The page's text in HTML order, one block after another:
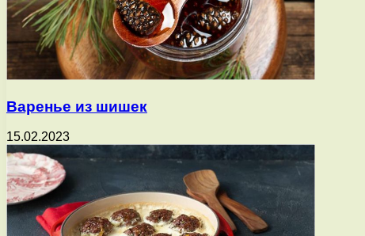
Варенье из шишек
15.02.2023